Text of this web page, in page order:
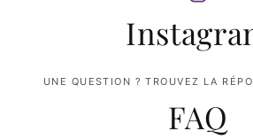
UNE QUESTION ? TROUVEZ LA
FAQ